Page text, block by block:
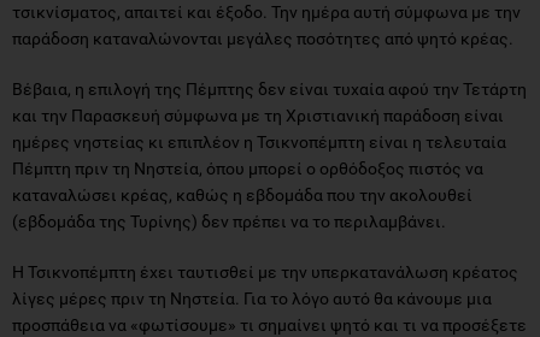
τσικνίσματος, απαιτεί και έξοδο. Την ημέρα αυτή σύμφωνα με την
παράδοση καταναλώνονται μεγάλες ποσότητες από ψητό κρέας.
Βέβαια, η επιλογή της Πέμπτης δεν είναι τυχαία αφού την Τετάρτη
και την Παρασκευή σύμφωνα με τη Χριστιανική παράδοση είναι
ημέρες νηστείας κι επιπλέον η Τσικνοπέμπτη είναι η τελευταία
Πέμπτη πριν τη Νηστεία, όπου μπορεί ο ορθόδοξος πιστός να
καταναλώσει κρέας, καθώς η εβδομάδα που την ακολουθεί
(εβδομάδα της Τυρίνης) δεν πρέπει να το περιλαμβάνει.
Η Τσικνοπέμπτη έχει ταυτισθεί με την υπερκατανάλωση κρέατος
λίγες μέρες πριν τη Νηστεία. Για το λόγο αυτό θα κάνουμε μια
προσπάθεια να «φωτίσουμε» τι σημαίνει ψητό και τι να προσέξετε